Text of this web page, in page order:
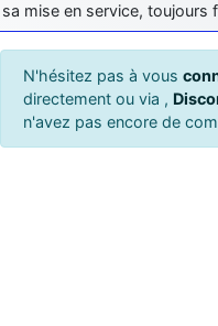
sa mise en service, toujours
N'hésitez pas à vous
directement ou via ,
n'avez pas encore de